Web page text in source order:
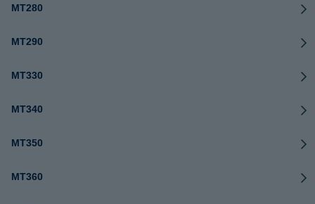
MT280
MT290
MT330
MT340
MT350
MT360